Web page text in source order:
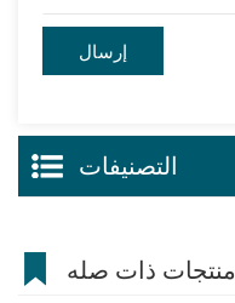
التصنيفات
منتجات ذات صله